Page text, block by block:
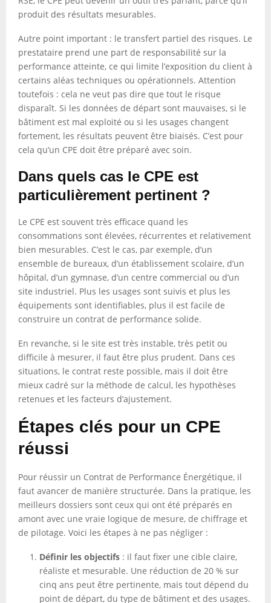
produit des résultats mesurables.
Autre point important : le transfert partiel des risques. Le
prestataire prend une part de responsabilité sur la
performance atteinte, ce qui limite l’exposition du client à
certains aléas techniques ou opérationnels. Attention
toutefois : cela ne veut pas dire que tout le risque
disparaît. Si les données de départ sont mauvaises, si le
bâtiment est mal exploité ou si les usages changent
fortement, les résultats peuvent être biaisés. C’est pour
cela qu’un CPE doit être préparé avec soin.
Dans quels cas le CPE est
particulièrement pertinent ?
Le CPE est souvent très efficace quand les
consommations sont élevées, récurrentes et relativement
bien mesurables. C’est le cas, par exemple, d’un
ensemble de bureaux, d’un établissement scolaire, d’un
hôpital, d’un gymnase, d’un centre commercial ou d’un
site industriel. Plus les usages sont suivis et plus les
équipements sont identifiables, plus il est facile de
construire un contrat de performance solide.
En revanche, si le site est très instable, très petit ou
difficile à mesurer, il faut être plus prudent. Dans ces
situations, le contrat reste possible, mais il doit être
mieux cadré sur la méthode de calcul, les hypothèses
retenues et les facteurs d’ajustement.
Étapes clés pour un CPE
réussi
Pour réussir un Contrat de Performance Énergétique, il
faut avancer de manière structurée. Dans la pratique, les
meilleurs dossiers sont ceux qui ont été préparés en
amont avec une vraie logique de mesure, de chiffrage et
de pilotage. Voici les étapes à ne pas négliger :
Définir les objectifs : il faut fixer une cible claire,
réaliste et mesurable. Une réduction de 20 % sur
cinq ans peut être pertinente, mais tout dépend du
point de départ, du type de bâtiment et des usages.